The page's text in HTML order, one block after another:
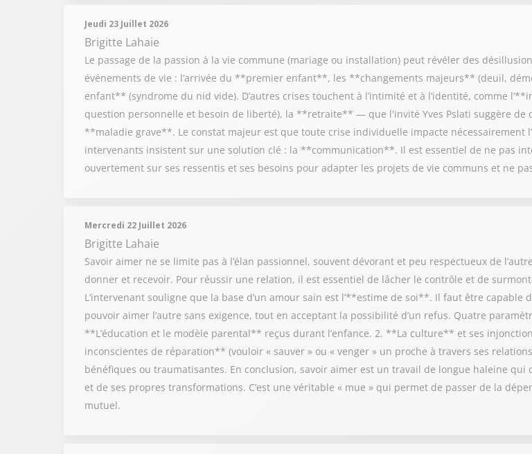
Jeudi 23 Juillet 2026
Brigitte Lahaie
Le passage de la passion à la vie commune (mariage ou installation) peut révéler des
événements de vie : l’arrivée du **premier enfant**, les **changements majeurs** (deuil,
enfant** (syndrome du nid vide). D’autres crises touchent à l’intimité et à l’identité, comme
question personnelle et besoin de liberté), la **retraite** — que l'invité Yves Pslati suggère
**maladie grave**. Le constat majeur est que toute crise individuelle impacte nécessairement
intervenants insistent sur une solution clé : la **communication**. Il est essentiel de ne pas
ouvertement sur ses ressentis et ses besoins pour adapter les projets de vie communs et ne
Mercredi 22 Juillet 2026
Brigitte Lahaie
Savoir aimer ne se limite pas à l’élan passionnel, souvent dévorant et peu respectueux de
donner et recevoir. Pour réussir une relation, il est essentiel de lâcher le contrôle et de
L’intervenant souligne que la base d’un amour sain est l’**estime de soi**. Il faut être capable
pouvoir aimer l’autre sans exigence, tout en acceptant la possibilité d’un refus. Quatre
**L’éducation et le modèle parental** reçus durant l’enfance. 2. **La culture** et ses
inconscientes de réparation** (vouloir « sauver » ou « venger » un proche à travers ses
bénéfiques ou traumatisantes. En conclusion, savoir aimer est un travail de longue haleine qui
et de ses propres transformations. C’est une véritable « mue » qui permet de passer de la
mutuel.